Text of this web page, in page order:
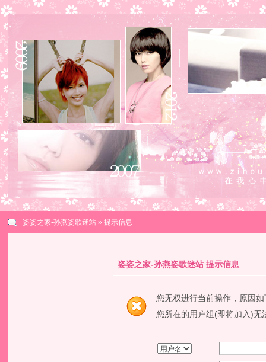
姿姿之家-孙燕姿歌迷站» 提示信息
姿姿之家-孙燕姿歌迷站 提示信息
您无权进行当前操作，原因如
您所在的用户组(即将加入)无